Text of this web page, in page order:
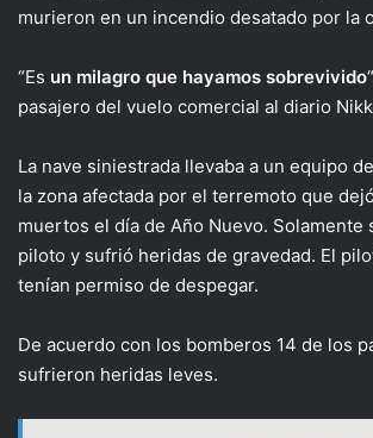
murieron en un incendio desatado por la
“Es un milagro que hayamos sobrevivido
pasajero del vuelo comercial al diario
La nave siniestrada llevaba a un equipo
la zona afectada por el terremoto que
muertos el día de Año Nuevo. Solamente
piloto y sufrió heridas de gravedad. El
tenían permiso de despegar.
De acuerdo con los bomberos 14 de los
sufrieron heridas leves.